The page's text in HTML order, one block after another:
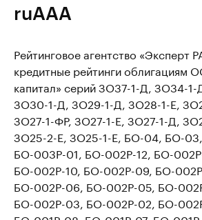
ruAAA
Рейтинговое агентство «Эксперт
кредитные рейтинги облигациям
капитал» серий ЗО37-1-Д, ЗО34-
ЗО30-1-Д, ЗО29-1-Д, ЗО28-1-E,
ЗО27-1-ФР, ЗО27-1-Е, ЗО27-1-Д,
ЗО25-2-Е, ЗО25-1-Е, БО-04, БО-
БО-003Р-01, БО-002Р-12, БО-
БО-002Р-10, БО-002Р-09, БО-
БО-002Р-06, БО-002Р-05, БО-
БО-002Р-03, БО-002Р-02, БО-